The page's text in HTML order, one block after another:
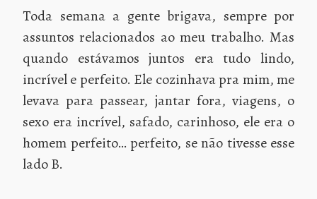
Toda semana a gente brigava, sempre por
assuntos relacionados ao meu trabalho. Mas
quando estávamos juntos era tudo lindo,
incrível e perfeito. Ele cozinhava pra mim, me
levava para passear, jantar fora, viagens, o
sexo era incrível, safado, carinhoso, ele era o
homem perfeito… perfeito, se não tivesse esse
lado B.